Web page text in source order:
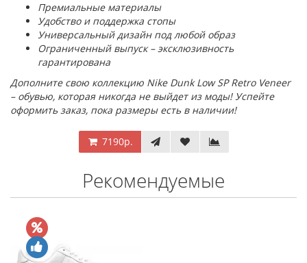
Премиальные материалы
Удобство и поддержка стопы
Универсальный дизайн под любой образ
Ограниченный выпуск – эксклюзивность
гарантирована
Дополните свою коллекцию Nike Dunk Low SP Retro Veneer
– обувью, которая никогда не выйдет из моды! Успейте
оформить заказ, пока размеры есть в наличии!
7190р.
Рекомендуемые